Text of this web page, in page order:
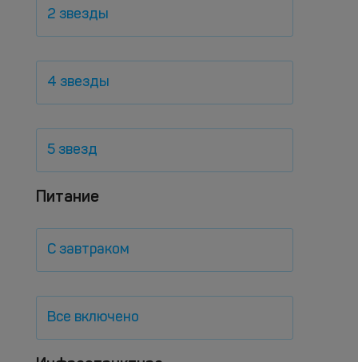
2 звезды
4 звезды
5 звезд
Питание
С завтраком
Все включено